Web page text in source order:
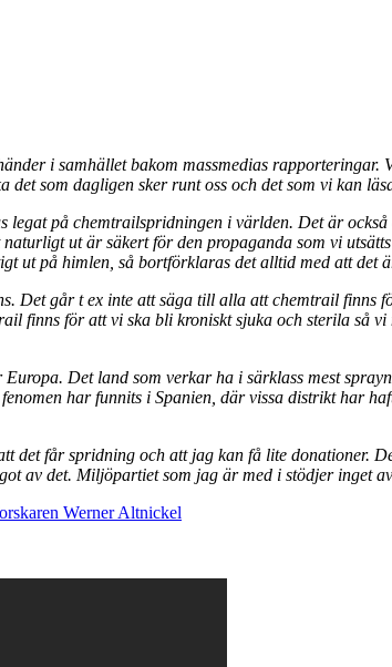
i samhället bakom massmedias
som dagligen sker runt oss och det som vi kan
på chemtrailspridningen i världen. Det är
ut är säkert för den propaganda som vi
ut på himlen, så bortförklaras det alltid med att det
Det går t ex inte att säga till alla att chemtrail finns
finns för att vi ska bli kroniskt sjuka och sterila så
Det land som verkar ha i särklass mest
har funnits i Spanien, där vissa distrikt har
det får spridning och att jag kan få lite donationer.
av det. Miljöpartiet som jag är med i stödjer inget
Werner Altnickel